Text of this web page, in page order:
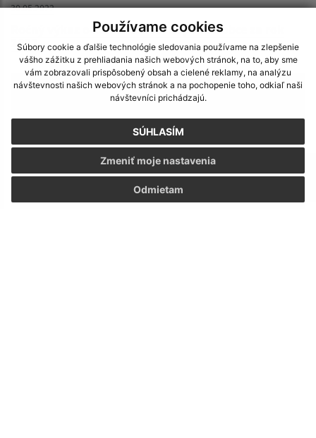
Používame cookies
Súbory cookie a ďalšie technológie sledovania používame na zlepšenie
vášho zážitku z prehliadania našich webových stránok, na to, aby sme
vám zobrazovali prispôsobený obsah a cielené reklamy, na analýzu
návštevnosti našich webových stránok a na pochopenie toho, odkiaľ naši
návštevníci prichádzajú.
SÚHLASÍM
Odmietam
Zmeniť moje nastavenia
30.05.2022
Ročný výkaz o komunálnom odpade z obce za rok
2021